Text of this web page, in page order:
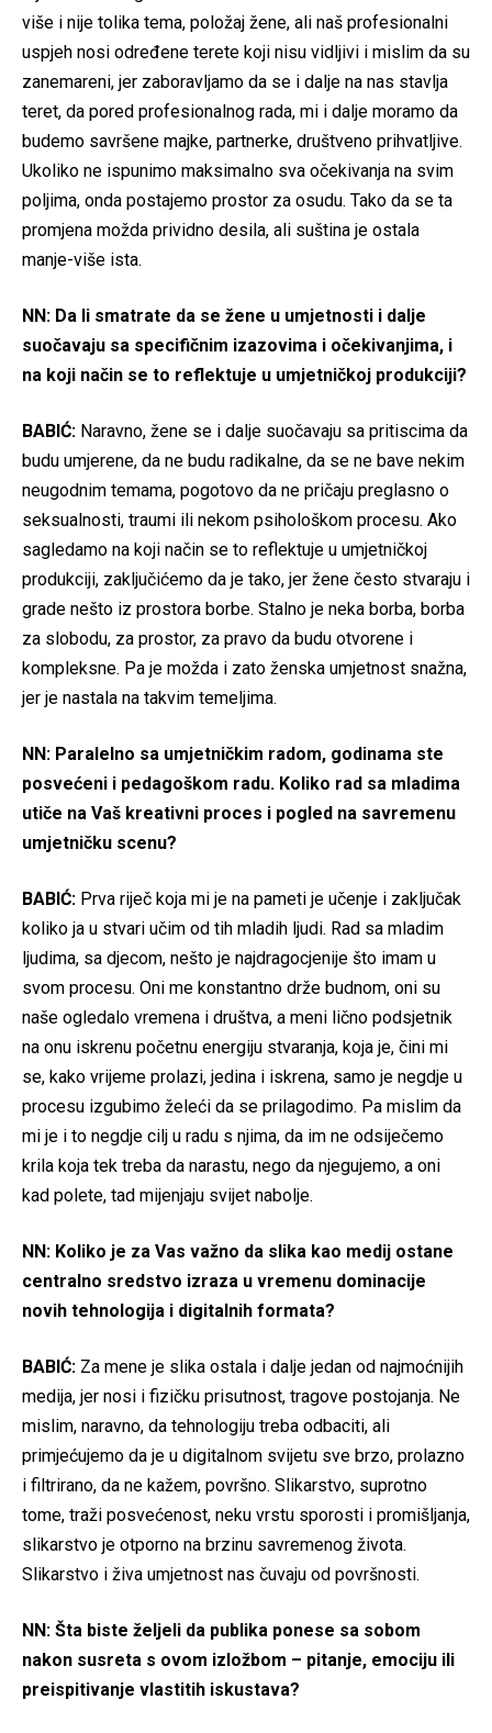
više i nije tolika tema, položaj žene, ali naš profesionalni
uspjeh nosi određene terete koji nisu vidljivi i mislim da su
zanemareni, jer zaboravljamo da se i dalje na nas stavlja
teret, da pored profesionalnog rada, mi i dalje moramo da
budemo savršene majke, partnerke, društveno prihvatljive.
Ukoliko ne ispunimo maksimalno sva očekivanja na svim
poljima, onda postajemo prostor za osudu. Tako da se ta
promjena možda prividno desila, ali suština je ostala
manje-više ista.
NN: Da li smatrate da se žene u umjetnosti i dalje
suočavaju sa specifičnim izazovima i očekivanjima, i
na koji način se to reflektuje u umjetničkoj produkciji?
BABIĆ: Naravno, žene se i dalje suočavaju sa pritiscima da
budu umjerene, da ne budu radikalne, da se ne bave nekim
neugodnim temama, pogotovo da ne pričaju preglasno o
seksualnosti, traumi ili nekom psihološkom procesu. Ako
sagledamo na koji način se to reflektuje u umjetničkoj
produkciji, zaključićemo da je tako, jer žene često stvaraju i
grade nešto iz prostora borbe. Stalno je neka borba, borba
za slobodu, za prostor, za pravo da budu otvorene i
kompleksne. Pa je možda i zato ženska umjetnost snažna,
jer je nastala na takvim temeljima.
NN: Paralelno sa umjetničkim radom, godinama ste
posvećeni i pedagoškom radu. Koliko rad sa mladima
utiče na Vaš kreativni proces i pogled na savremenu
umjetničku scenu?
BABIĆ: Prva riječ koja mi je na pameti je učenje i zaključak
koliko ja u stvari učim od tih mladih ljudi. Rad sa mladim
ljudima, sa djecom, nešto je najdragocjenije što imam u
svom procesu. Oni me konstantno drže budnom, oni su
naše ogledalo vremena i društva, a meni lično podsjetnik
na onu iskrenu početnu energiju stvaranja, koja je, čini mi
se, kako vrijeme prolazi, jedina i iskrena, samo je negdje u
procesu izgubimo želeći da se prilagodimo. Pa mislim da
mi je i to negdje cilj u radu s njima, da im ne odsiječemo
krila koja tek treba da narastu, nego da njegujemo, a oni
kad polete, tad mijenjaju svijet nabolje.
NN: Koliko je za Vas važno da slika kao medij ostane
centralno sredstvo izraza u vremenu dominacije
novih tehnologija i digitalnih formata?
BABIĆ: Za mene je slika ostala i dalje jedan od najmoćnijih
medija, jer nosi i fizičku prisutnost, tragove postojanja. Ne
mislim, naravno, da tehnologiju treba odbaciti, ali
primjećujemo da je u digitalnom svijetu sve brzo, prolazno
i filtrirano, da ne kažem, površno. Slikarstvo, suprotno
tome, traži posvećenost, neku vrstu sporosti i promišljanja,
slikarstvo je otporno na brzinu savremenog života.
Slikarstvo i živa umjetnost nas čuvaju od površnosti.
NN: Šta biste željeli da publika ponese sa sobom
nakon susreta s ovom izložbom – pitanje, emociju ili
preispitivanje vlastitih iskustava?